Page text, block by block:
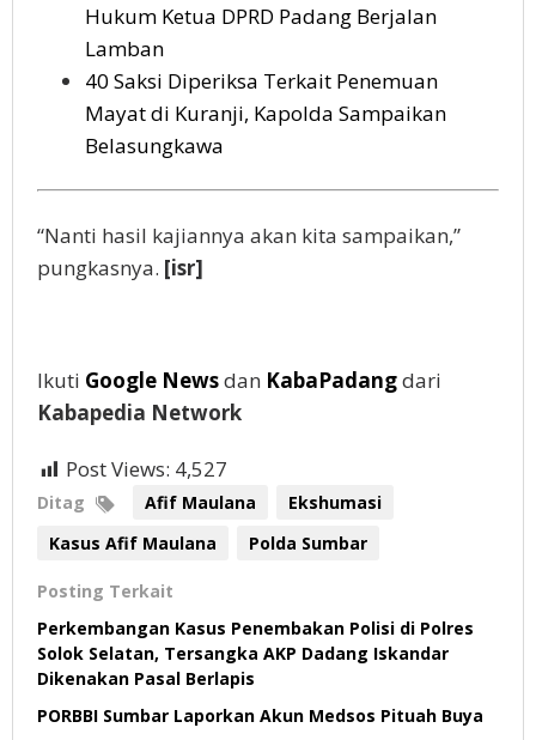
Hukum Ketua DPRD Padang Berjalan
Lamban
40 Saksi Diperiksa Terkait Penemuan
Mayat di Kuranji, Kapolda Sampaikan
Belasungkawa
“Nanti hasil kajiannya akan kita sampaikan,”
pungkasnya. [isr]
Ikuti Google Newsdan KabaPadangdari
Kabapedia Network
Post Views: 4,527
Ditag Afif Maulana
Ekshumasi
Kasus Afif Maulana
Polda Sumbar
Posting Terkait
Perkembangan Kasus Penembakan Polisi di Polres
Solok Selatan, Tersangka AKP Dadang Iskandar
Dikenakan Pasal Berlapis
PORBBI Sumbar Laporkan Akun Medsos Pituah Buya